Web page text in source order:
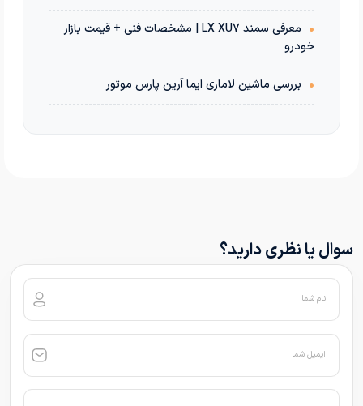
•
معرفی سمند LX XU7 | مشخصات فنی + قیمت بازار
خودرو
• بررسی ماشین لاماری ایما آرین پارس موتور
سوال یا نظری دارید؟
نام شما
ایمیل شما